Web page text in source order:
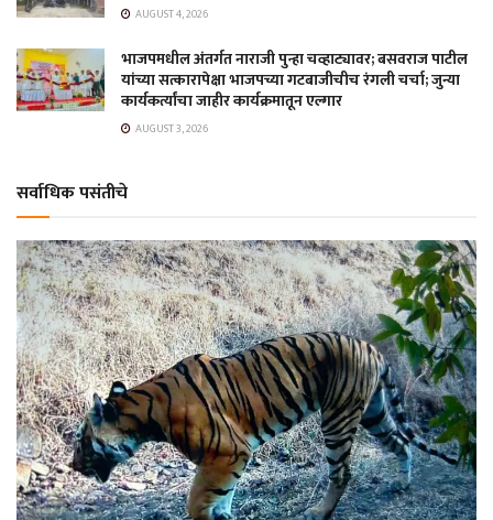
AUGUST 4, 2026
भाजपमधील अंतर्गत नाराजी पुन्हा चव्हाट्यावर; बसवराज पाटील
यांच्या सत्कारापेक्षा भाजपच्या गटबाजीचीच रंगली चर्चा; जुन्या
कार्यकर्त्यांचा जाहीर कार्यक्रमातून एल्गार
AUGUST 3, 2026
सर्वाधिक पसंतीचे